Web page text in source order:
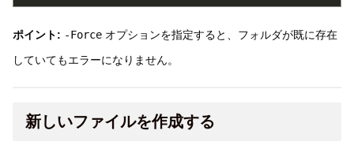
ポイント: -Force オプションを指定すると、フォルダが既に存在
していてもエラーになりません。
新しいファイルを作成する